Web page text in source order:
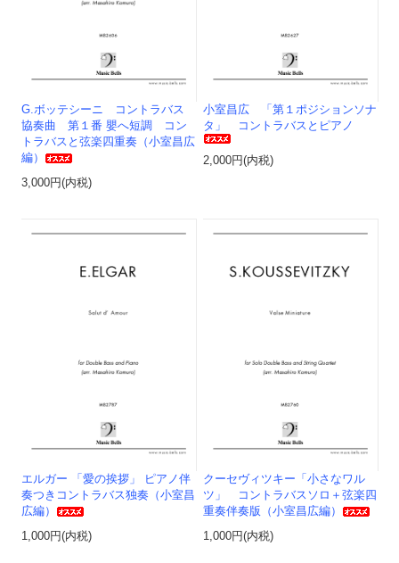
G.ボッテシーニ コントラバス
協奏曲 第１番 嬰へ短調 コン
トラバスと弦楽四重奏（小室昌広
編）
3,000円(内税)
小室昌広 「第１ポジションソナ
タ」 コントラバスとピアノ
2,000円(内税)
エルガー 「愛の挨拶」 ピアノ伴
奏つきコントラバス独奏（小室昌
広編）
1,000円(内税)
クーセヴィツキー「小さなワル
ツ」 コントラバスソロ＋弦楽四
重奏伴奏版（小室昌広編）
1,000円(内税)